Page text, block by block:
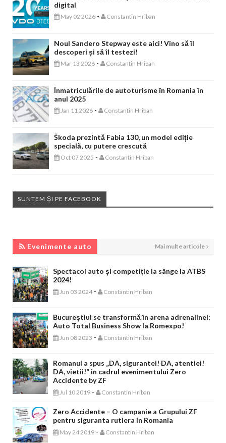
digital
May 02 2026 - Constantin Hriban
Noul Sandero Stepway este aici! Vino să îl
descoperi și să îl testezi!
Mar 13 2026 - Constantin Hriban
Înmatriculările de autoturisme în Romania în
anul 2025
Jan 11 2026 - Constantin Hriban
Škoda prezintă Fabia 130, un model ediție
specială, cu putere crescută
Oct 07 2025 - Constantin Hriban
SUNTEM ȘI PE FACEBOOK
Evenimente auto Mai multe articole
Spectacol auto și competiție la sânge la ATBS
2024!
Jun 03 2024 - Constantin Hriban
Bucureștiul se transformă în arena adrenalinei:
Auto Total Business Show la Romexpo!
Jun 08 2023 - Constantin Hriban
Romanul a spus „DA, sigurantei! DA, atentiei!
DA, vietii!” in cadrul evenimentului Zero
Accidente by ZF
Jul 10 2019 - Constantin Hriban
Zero Accidente – O campanie a Grupului ZF
pentru siguranta rutiera in Romania
May 24 2019 - Constantin Hriban